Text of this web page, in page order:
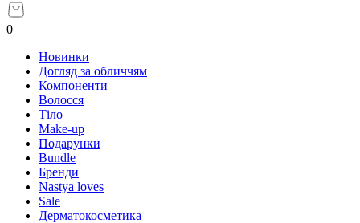
0
Новинки
Догляд за обличчям
Компоненти
Волосся
Тіло
Make-up
Подарунки
Bundle
Бренди
Nastya loves
Sale
Дерматокосметика